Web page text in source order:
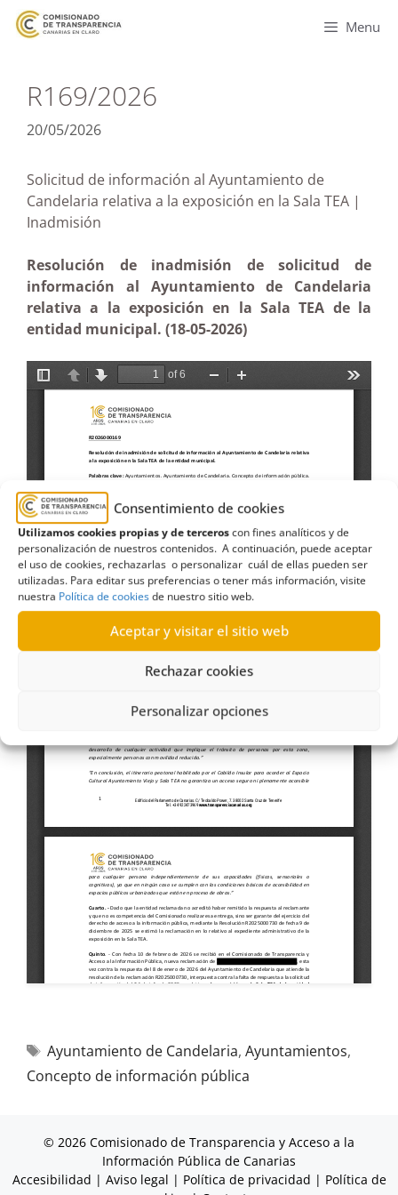
Consentimiento de cookies
Utilizamos cookies propias y de terceroscon fines analíticos y de
personalización de nuestros contenidos. A continuación, puede aceptar
el uso de cookies, rechazarlas o personalizar cuál de ellas pueden ser
utilizadas. Para editar sus preferencias o tener más información, visite
nuestra Política de cookiesde nuestro sitio web.
Aceptar y visitar el sitio web
Rechazar cookies
Personalizar opciones
Menu
R169/2026
20/05/2026
Solicitud de información al Ayuntamiento de
Candelaria relativa a la exposición en la Sala TEA |
Inadmisión
Resolución de inadmisión de solicitud de
información al Ayuntamiento de Candelaria
relativa a la exposición en la Sala TEA de la
entidad municipal. (18-05-2026)
Ayuntamiento de Candelaria, Ayuntamientos,
Concepto de información pública
© 2026 Comisionado de Transparencia y Acceso a la
Información Pública de Canarias
Accesibilidad | Aviso legal | Política de privacidad | Política de